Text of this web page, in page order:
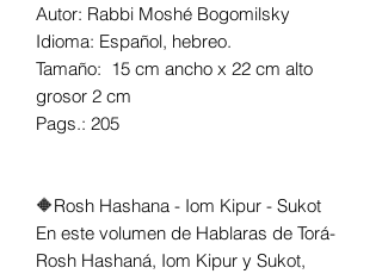
Autor: Rabbi Moshé Bogomilsky
Idioma: Español, hebreo.
Tamaño: 15 cm ancho x 22 cm alto
grosor 2 cm
Pags.: 205
🔶Rosh Hashana - Iom Kipur - Sukot
En este volumen de Hablaras de Torá-
Rosh Hashaná, Iom Kipur y Sukot,